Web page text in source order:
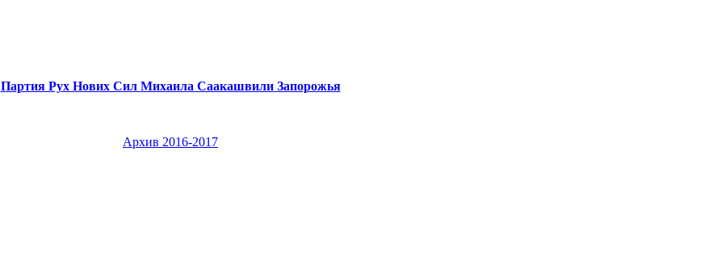
Партия Рух Нових Сил Михаила Саакашвили Запорожья
Архив 2016-2017